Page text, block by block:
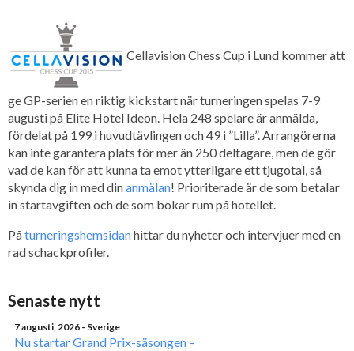
Cellavision Chess Cup i Lund kommer att
ge GP-serien en riktig kickstart när turneringen spelas 7-9
augusti på Elite Hotel Ideon. Hela 248 spelare är anmälda,
fördelat på 199 i huvudtävlingen och 49 i ”Lilla”. Arrangörerna
kan inte garantera plats för mer än 250 deltagare, men de gör
vad de kan för att kunna ta emot ytterligare ett tjugotal, så
skynda dig in med dinanmälan! Prioriterade är de som betalar
in startavgiften och de som bokar rum på hotellet.
Påturneringshemsidanhittar du nyheter och intervjuer med en
rad schackprofiler.
Senaste nytt
7 augusti, 2026 - Sverige
Nu startar Grand Prix-säsongen –